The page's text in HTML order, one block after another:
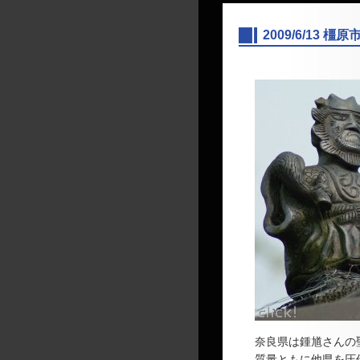
2009/6/13 橿原
奈良県は鍾馗さんの